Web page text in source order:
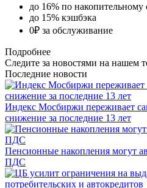
до 16% по накопительному
до 15% кэшбэка
0₽ за обслуживание
Подробнее
Следите за новостями на нашем
Последние новости
Индекс Мосбиржи переживает
снижение за последние 13 лет
Пенсионные накопления могут
ПДС